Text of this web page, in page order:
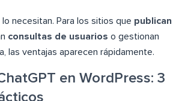
necesitan. Para los sitios que publican
consultas de usuarios o gestionan
las ventajas aparecen rápidamente.
en WordPress: 3